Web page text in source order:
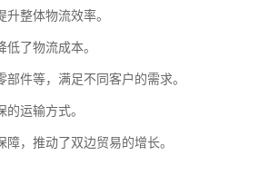
整体物流效率。
了物流成本。
件等，满足不同客户的需求。
运输方式。
，推动了双边贸易的增长。